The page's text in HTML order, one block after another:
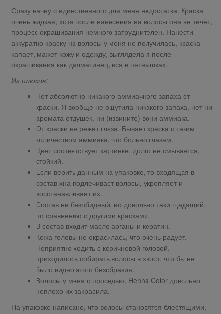
Сразу начну с единственного для меня недостатка. Краска
очень жидкая, хотя после нанесения на волосы она не течёт,
процесс окрашивания немного затруднителен. Нанести
аккуратно краску на волосы у меня не получилась, краска
капает, мажет кожу и одежду, выглядела я после
окрашивания как далматинец, вся в пятнышках.
Из плюсов:
Нет абсолютно никакого аммиачного запаха от
краски. Я вообще не ощутила никакого запаха, нет ни
аромата отдушек, ни (извините) вони аммиака.
От краски не режет глаза. Бывает краска с таким
количеством аммиака, что больно глазам.
Цвет соответствует картинке, долго не смывается,
стойкий.
Если верить данным на упаковке, то входящая в
состав хна подлечивает волосы, укрепляет и
восстанавливает их.
Состав не безобидный, но довольно таки щадящий,
по сравнению с другими красками.
В состав входит масло арганы и кератин.
Кожа головы не окрасилась, что очень радует.
Неприятно ходить с коричневой головой,
приходилось собирать волосы в хвост, что бы не
было видно этого безобразия.
Волосы у меня с проседью, Henna Color довольно
неплохо их закрасила.
На упаковке написано, что волосы становятся блестящими,